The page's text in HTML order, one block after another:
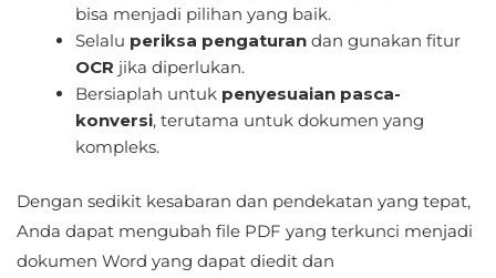
bisa menjadi pilihan yang baik.
Selalu periksa pengaturan dan gunakan fitur
OCR jika diperlukan.
Bersiaplah untuk penyesuaian pasca-
konversi, terutama untuk dokumen yang
kompleks.
Dengan sedikit kesabaran dan pendekatan yang tepat,
Anda dapat mengubah file PDF yang terkunci menjadi
dokumen Word yang dapat diedit dan